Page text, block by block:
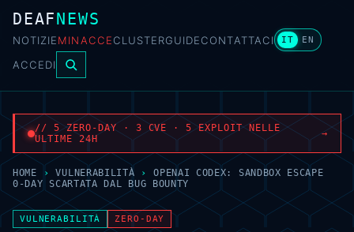
DEAFNEWS
NOTIZIEMINACCECLUSTERGUIDECONTATTACI IT EN
ACCEDI
// 5 ZERO-DAY · 3 CVE · 5 EXPLOIT NELLE
ULTIME 24H
→
HOME › VULNERABILITÀ ›
OPENAI CODEX: SANDBOX ESCAPE
0-DAY SCARTATA DAL BUG BOUNTY
VULNERABILITÀ ZERO-DAY